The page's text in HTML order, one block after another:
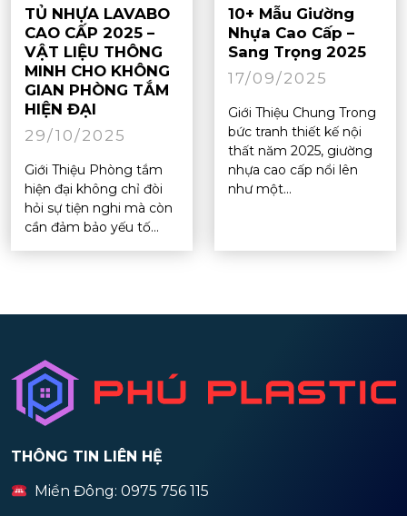
TỦ NHỰA LAVABO
CAO CẤP 2025 –
VẬT LIỆU THÔNG
MINH CHO KHÔNG
GIAN PHÒNG TẮM
HIỆN ĐẠI
29/10/2025
Giới Thiệu Phòng tắm
hiện đại không chỉ đòi
hỏi sự tiện nghi mà còn
cần đảm bảo yếu tố...
10+ Mẫu Giường
Nhựa Cao Cấp –
Sang Trọng 2025
17/09/2025
Giới Thiệu Chung Trong
bức tranh thiết kế nội
thất năm 2025, giường
nhựa cao cấp nổi lên
như một...
THÔNG TIN LIÊN HỆ
Miền Đông: 0975 756 115